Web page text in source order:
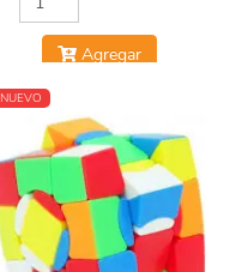
Agregar
NUEVO